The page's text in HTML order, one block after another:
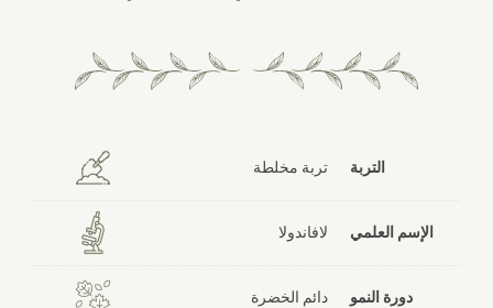
التربة تربة مخلطة
الإسم العلمي لافاندولا
دورة النمو دائم الخضرة